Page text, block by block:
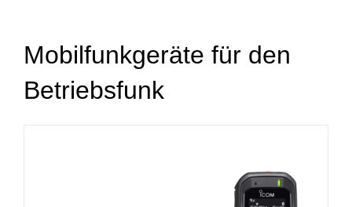
Mobilfunkgeräte für den
Betriebsfunk